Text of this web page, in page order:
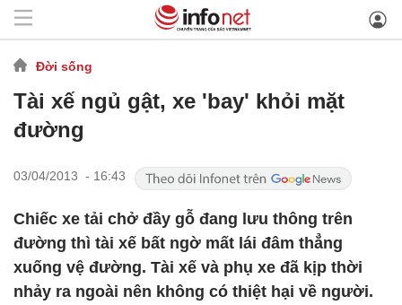
Đời sống
Tài xế ngủ gật, xe 'bay' khỏi mặt
đường
03/04/2013 - 16:43
Chiếc xe tải chở đầy gỗ đang lưu thông trên
đường thì tài xế bất ngờ mất lái đâm thẳng
xuống vệ đường. Tài xế và phụ xe đã kịp thời
nhảy ra ngoài nên không có thiệt hại về người.